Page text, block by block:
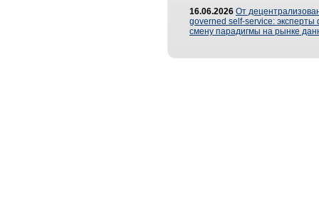
16.06.2026 От
governed self-service: эксперты
смену парадигмы на рынке